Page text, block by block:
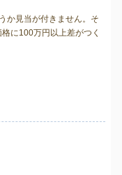
か見当が付きません。そ
に100万円以上差がつく